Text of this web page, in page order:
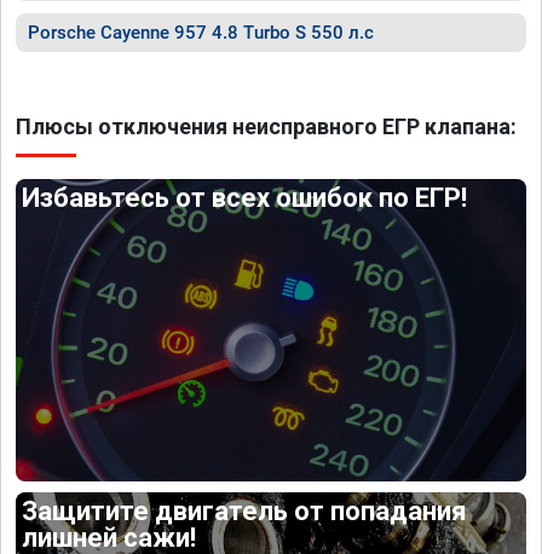
Porsche Cayenne 957 4.8 Turbo S 550 л.с
Плюсы отключения неисправного ЕГР клапана:
Избавьтесь от всех ошибок по ЕГР!
Защитите двигатель от попадания
лишней сажи!